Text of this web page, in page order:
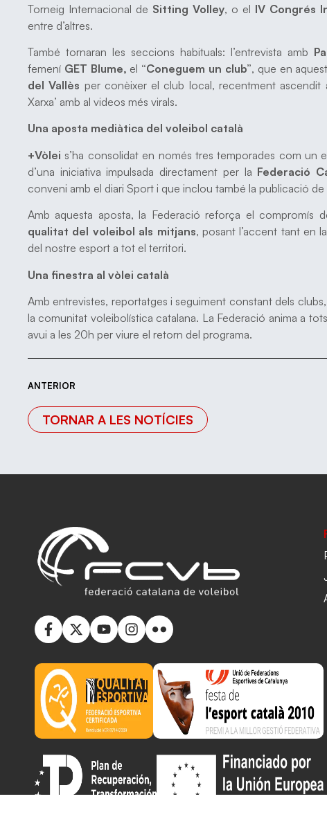
Torneig Internacional de Sitting Volley, o el IV Congrés
entre d’altres.
També tornaran les seccions habituals: l’entrevista amb
femení GET Blume, el “Coneguem un club”, que en
del Vallès per conèixer el club local, recentment ascendit
Xarxa’ amb al videos més virals.
Una aposta mediàtica del voleibol català
+Vòlei s’ha consolidat en només tres temporades com un
d’una iniciativa impulsada directament per la Federació
conveni amb el diari Sport i que inclou també la publicació de
Amb aquesta aposta, la Federació reforça el compromís
qualitat del voleibol als mitjans, posant l’accent tant en
del nostre esport a tot el territori.
Una finestra al vòlei català
Amb entrevistes, reportatges i seguiment constant dels clubs,
la comunitat voleibolística catalana. La Federació anima a
avui a les 20h per viure el retorn del programa.
ANTERIOR
TORNAR A LES NOTÍCIES